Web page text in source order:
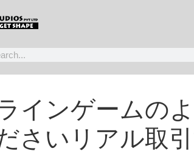
インゲームの
さいリアル取